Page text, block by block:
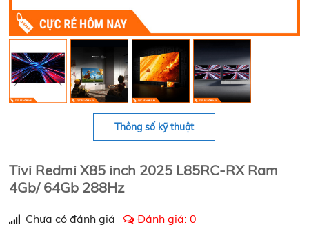
Thông số kỹ thuật
Tivi Redmi X85 inch 2025 L85RC-RX Ram
4Gb/ 64Gb 288Hz
Chưa có đánh giá Đánh giá:0